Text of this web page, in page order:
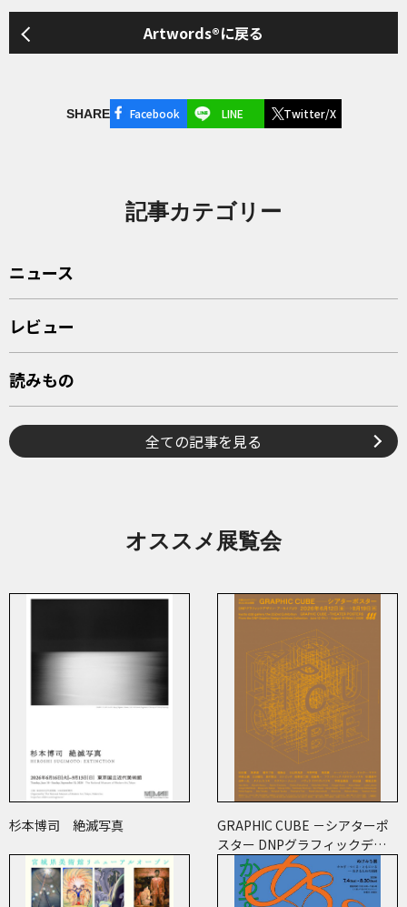
Artwords®に戻る
SHARE Facebook LINE Twitter/X
記事カテゴリー
ニュース
レビュー
読みもの
全ての記事を見る
オススメ展覧会
杉本博司 絶滅写真
GRAPHIC CUBE －シアターポ
スター DNPグラフィックデザ
イン・アーカイブより